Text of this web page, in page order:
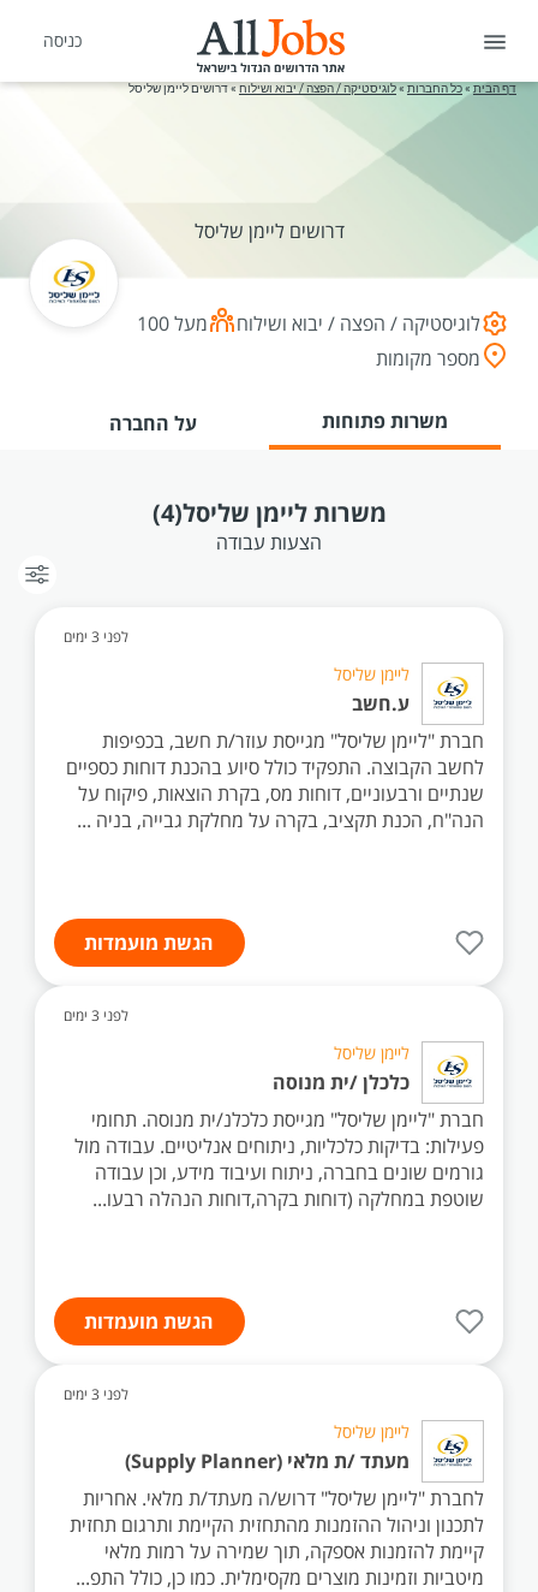
כניסה
דף הבית »כל החברות »לוגיסטיקה / הפצה / יבוא ושילוח»דרושים ליימן שליסל
דרושים ליימן שליסל
לוגיסטיקה / הפצה / יבוא ושילוח
מעל 100
מספר מקומות
משרות פתוחות על החברה
משרות ליימן שליסל(4)
הצעות עבודה
לפני 3 ימים
ליימן שליסל
ע.חשב
חברת "ליימן שליסל" מגייסת עוזר/ת חשב, בכפיפות
לחשב הקבוצה. התפקיד כולל סיוע בהכנת דוחות כספיים
שנתיים ורבעוניים, דוחות מס, בקרת הוצאות, פיקוח על
הנה"ח, הכנת תקציב, בקרה על מחלקת גבייה, בניה ...
הגשת מועמדות
לפני 3 ימים
ליימן שליסל
כלכלן /ית מנוסה
חברת "ליימן שליסל" מגייסת כלכלנ/ית מנוסה. תחומי
פעילות: בדיקות כלכליות, ניתוחים אנליטיים. עבודה מול
גורמים שונים בחברה, ניתוח ועיבוד מידע, וכן עבודה
שוטפת במחלקה (דוחות בקרה,דוחות הנהלה רבעו...
הגשת מועמדות
לפני 3 ימים
ליימן שליסל
מעתד /ת מלאי (Supply Planner)
לחברת "ליימן שליסל" דרוש/ה מעתד/ת מלאי. אחריות
לתכנון וניהול ההזמנות מהתחזית הקיימת ותרגום תחזית
קיימת להזמנות אספקה, תוך שמירה על רמות מלאי
מיטביות וזמינות מוצרים מקסימלית. כמו כן, כולל התפ...